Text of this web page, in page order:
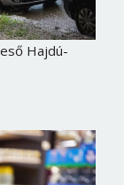
Hajdú-